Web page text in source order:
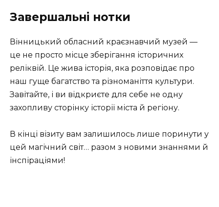
Завершальні нотки
Вінницький обласний краєзнавчий музей —
це не просто місце зберігання історичних
реліквій. Це жива історія, яка розповідає про
наш гуще багатство та різноманіття культури.
Завітайте, і ви відкриєте для себе не одну
захопливу сторінку історії міста й регіону.
В кінці візиту вам залишилось лише поринути у
цей магічний світ… разом з новими знаннями й
інспіраціями!